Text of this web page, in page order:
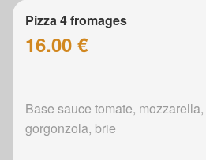
Pizza 4 fromages
16.00 €
Base sauce tomate,
gorgonzola, brie